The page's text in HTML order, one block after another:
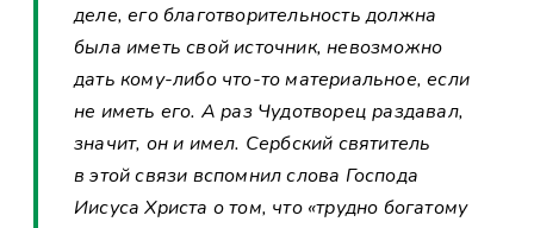
деле, его благотворительность должна
была иметь свой источник, невозможно
дать кому-либо что-то материальное, если
не иметь его. А раз Чудотворец раздавал,
значит, он и имел. Сербский святитель
в этой связи вспомнил слова Господа
Иисуса Христа о том, что «трудно богатому